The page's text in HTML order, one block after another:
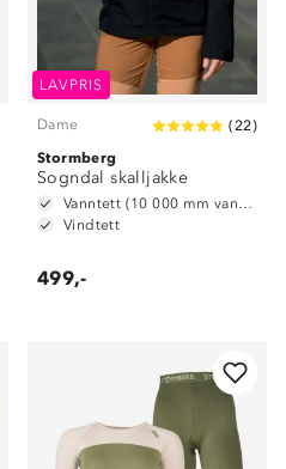
LAVPRIS
Dame (22)
Stormberg
Sogndal skalljakke
Vanntett (10 000 mm vannsøyle)
Vindtett
499,-